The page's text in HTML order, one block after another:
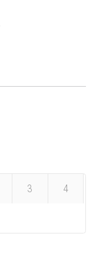
3 4